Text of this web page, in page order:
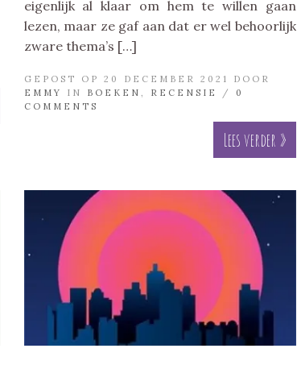
eigenlijk al klaar om hem te willen gaan
lezen, maar ze gaf aan dat er wel behoorlijk
zware thema’s […]
GEPOST OP 20 DECEMBER 2021 DOOR
EMMY
IN BOEKEN RECENSIE /
0
COMMENTS
Lees verder »